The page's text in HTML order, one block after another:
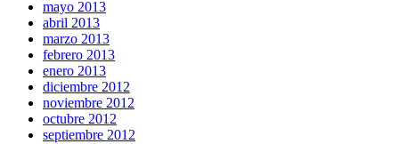
mayo 2013
abril 2013
marzo 2013
febrero 2013
enero 2013
diciembre 2012
noviembre 2012
octubre 2012
septiembre 2012